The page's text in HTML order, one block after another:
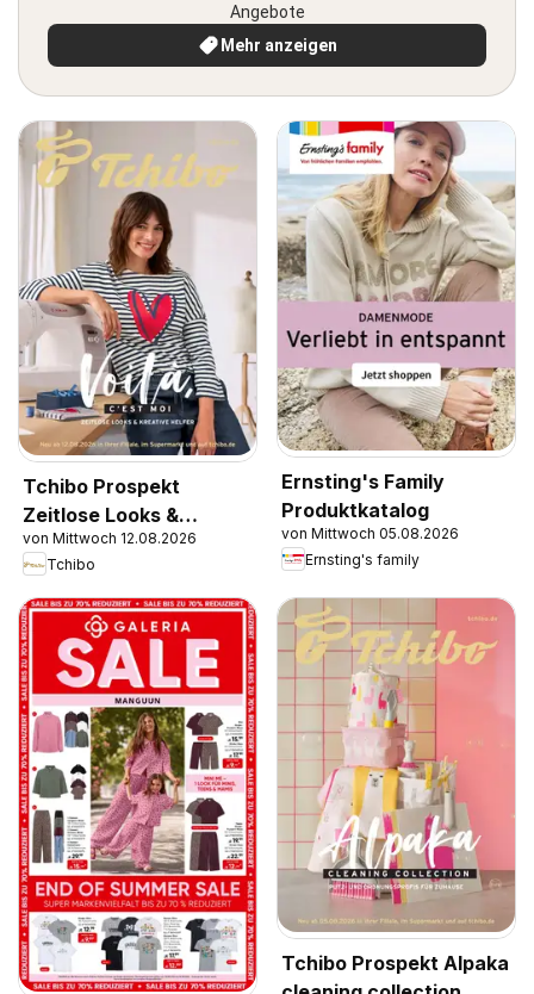
Angebote
Mehr anzeigen
Tchibo Prospekt
Zeitlose Looks &
Kreative Helfer
von Mittwoch 12.08.2026
Tchibo
Ernsting's Family
Produktkatalog
von Mittwoch 05.08.2026
Ernsting's family
Tchibo Prospekt Alpaka